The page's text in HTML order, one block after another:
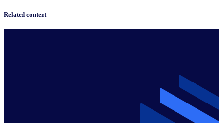
Related content